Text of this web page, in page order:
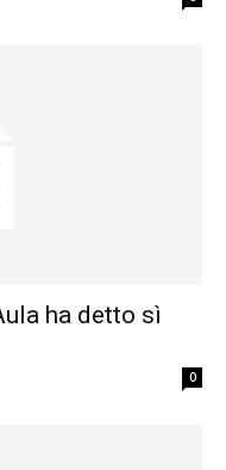
ha detto sì
0